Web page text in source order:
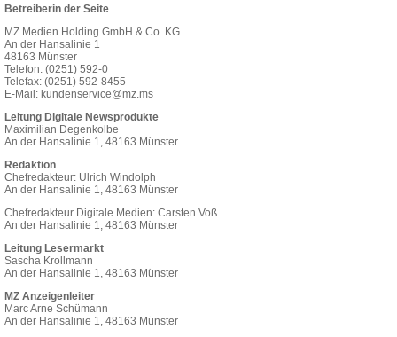
Betreiberin der Seite
MZ Medien Holding GmbH & Co. KG
An der Hansalinie 1
48163 Münster
Telefon: (0251) 592-0
Telefax: (0251) 592-8455
E-Mail: kundenservice@mz.ms
Leitung Digitale Newsprodukte
Maximilian Degenkolbe
An der Hansalinie 1, 48163 Münster
Redaktion
Chefredakteur: Ulrich Windolph
An der Hansalinie 1, 48163 Münster
Chefredakteur Digitale Medien: Carsten Voß
An der Hansalinie 1, 48163 Münster
Leitung Lesermarkt
Sascha Krollmann
An der Hansalinie 1, 48163 Münster
MZ Anzeigenleiter
Marc Arne Schümann
An der Hansalinie 1, 48163 Münster